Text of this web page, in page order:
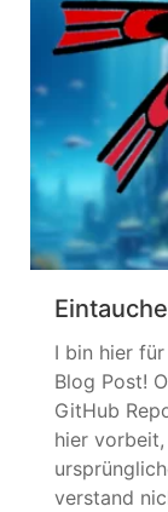
I bin hier
Blog Post!
GitHub
hier
verstand